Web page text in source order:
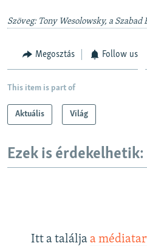
Szöveg: Tony Wesolowsky, a
Megosztás Follow us
This item is part of
Aktuális Világ
Ezek is érdekelhetik:
Itt a találja a